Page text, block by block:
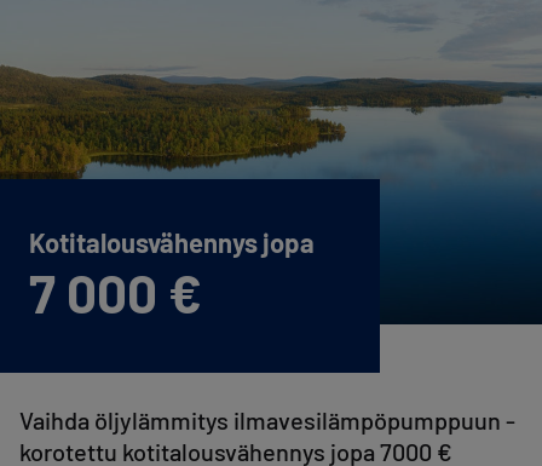
Kotitalous­vähennys jopa
7 000 €
Vaihda öljylämmitys ilmavesilämpöpumppuun -
korotettu kotitalousvähennys jopa 7000 €